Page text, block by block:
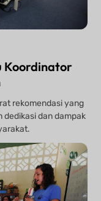
Koordinator
rekomendasi yang
dedikasi dan dampak